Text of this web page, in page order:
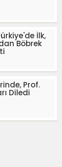
İlk,
Böbrek
Prof.
Diledi